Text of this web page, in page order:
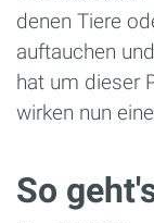
denen Tiere
auftauchen
hat um dieser
wirken nun
So